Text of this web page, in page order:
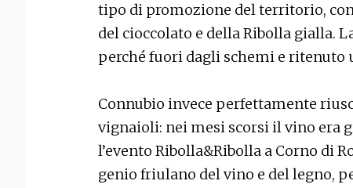
tipo di promozione del territorio,
del cioccolato e della Ribolla gialla.
perché fuori dagli schemi e ritenuto
Connubio invece perfettamente
vignaioli: nei mesi scorsi il vino era
l’evento Ribolla&Ribolla a Corno di
genio friulano del vino e del legno,